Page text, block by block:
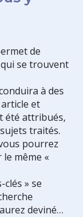
de
se trouvent
à des
et
été attribués,
traités.
pourrez
même «
» se
deviné…